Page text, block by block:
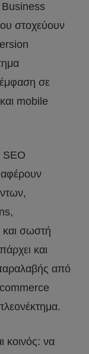
Business
στοχεύουν
σε
mobile
SEO
και σωστή
και
από
κοινός: να